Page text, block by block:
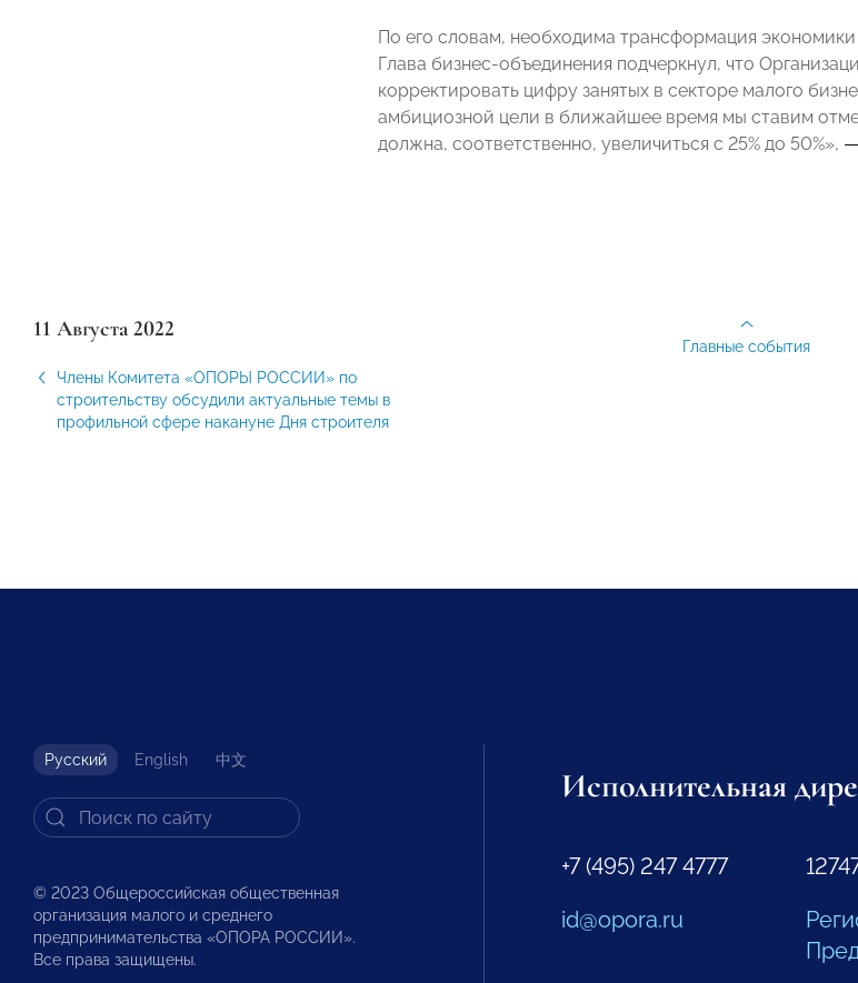
По его словам, необходима трансформация
Глава бизнес-объединения подчеркнул, что
корректировать цифру занятых в секторе малого
амбициозной цели в ближайшее время мы ставим
должна, соответственно, увеличиться с 25% до 50%»,
11 Августа 2022
Члены Комитета «ОПОРЫ РОССИИ» по
строительству обсудили актуальные темы в
профильной сфере накануне Дня строителя
Главные события
Русский English 中文
© 2023 Общероссийская общественная
организация малого и среднего
предпринимательства «ОПОРА РОССИИ».
Все права защищены.
Исполнительная
+7 (495) 247 4777
id@opora.ru